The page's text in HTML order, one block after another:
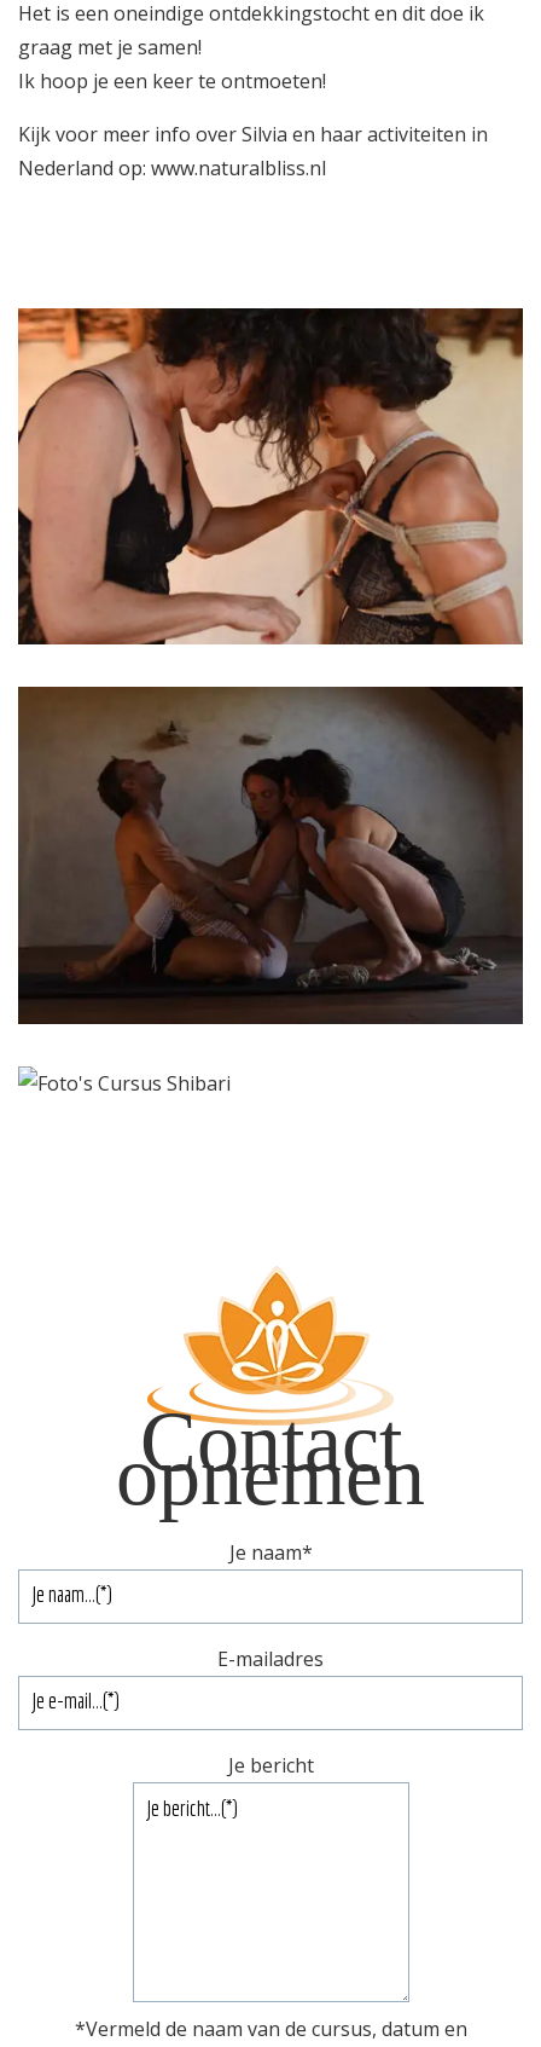
Het is een oneindige ontdekkingstocht en dit doe ik
graag met je samen!
Ik hoop je een keer te ontmoeten!
Kijk voor meer info over Silvia en haar activiteiten in
Nederland op: www.naturalbliss.nl
Contact
opnemen
Je naam*
E-mailadres
Je bericht
*Vermeld de naam van de cursus, datum en